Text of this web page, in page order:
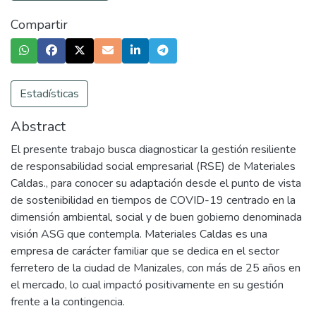
Compartir
Estadísticas
Abstract
El presente trabajo busca diagnosticar la gestión resiliente
de responsabilidad social empresarial (RSE) de Materiales
Caldas., para conocer su adaptación desde el punto de vista
de sostenibilidad en tiempos de COVID-19 centrado en la
dimensión ambiental, social y de buen gobierno denominada
visión ASG que contempla. Materiales Caldas es una
empresa de carácter familiar que se dedica en el sector
ferretero de la ciudad de Manizales, con más de 25 años en
el mercado, lo cual impactó positivamente en su gestión
frente a la contingencia.